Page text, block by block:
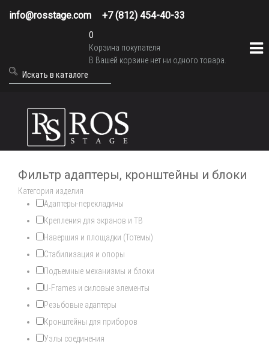
info@rosstage.com +7 (812) 454-40-33
0
Корзина покупателя
В Вашей корзине нет ни одного товара.
Фильтр адаптеры, кронштейны и блоки
Категория изделия
Адаптеры-перекладины
Крепления для экранов и ТВ
Навершия и площадки (Тотемы)
Стабилизация и опоры
Подъемные механизмы и блоки
U-Frames и силовые элементы
Резьбовые адаптеры
Кронштейны для приборов
Узлы соединения